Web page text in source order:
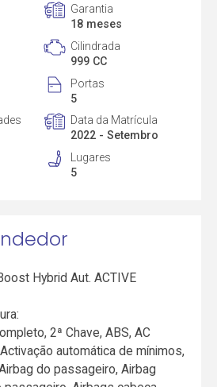
Garantia
18 meses
Cilindrada
999 CC
Portas
5
Data da Matrícula
2022 - Setembro
Lugares
5
Hybrid Aut. ACTIVE
2ª Chave, ABS, AC
automática de mínimos,
do passageiro, Airbag